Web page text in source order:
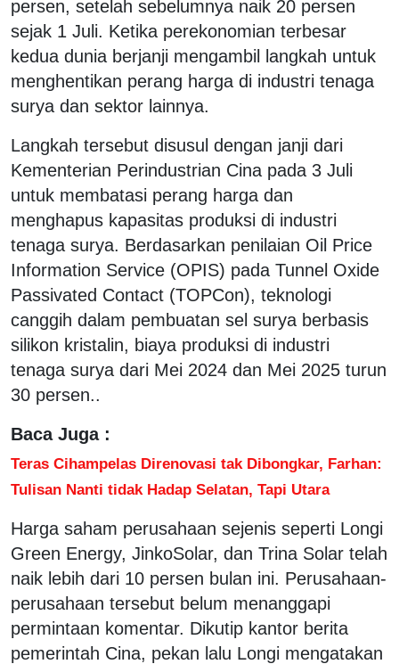
persen, setelah sebelumnya naik 20 persen
sejak 1 Juli. Ketika perekonomian terbesar
kedua dunia berjanji mengambil langkah untuk
menghentikan perang harga di industri tenaga
surya dan sektor lainnya.
Langkah tersebut disusul dengan janji dari
Kementerian Perindustrian Cina pada 3 Juli
untuk membatasi perang harga dan
menghapus kapasitas produksi di industri
tenaga surya. Berdasarkan penilaian Oil Price
Information Service (OPIS) pada Tunnel Oxide
Passivated Contact (TOPCon), teknologi
canggih dalam pembuatan sel surya berbasis
silikon kristalin, biaya produksi di industri
tenaga surya dari Mei 2024 dan Mei 2025 turun
30 persen..
Baca Juga :
Teras Cihampelas Direnovasi tak Dibongkar, Farhan:
Tulisan Nanti tidak Hadap Selatan, Tapi Utara
Harga saham perusahaan sejenis seperti Longi
Green Energy, JinkoSolar, dan Trina Solar telah
naik lebih dari 10 persen bulan ini. Perusahaan-
perusahaan tersebut belum menanggapi
permintaan komentar. Dikutip kantor berita
pemerintah Cina, pekan lalu Longi mengatakan